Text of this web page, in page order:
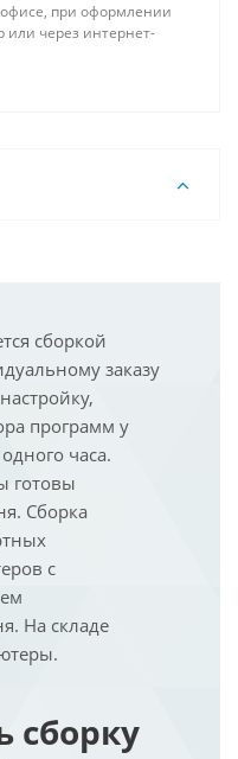
при оформлении
или через интернет-
сборкой
заказу
программ у
часа.
готовы
Сборка
с
На складе
сборку